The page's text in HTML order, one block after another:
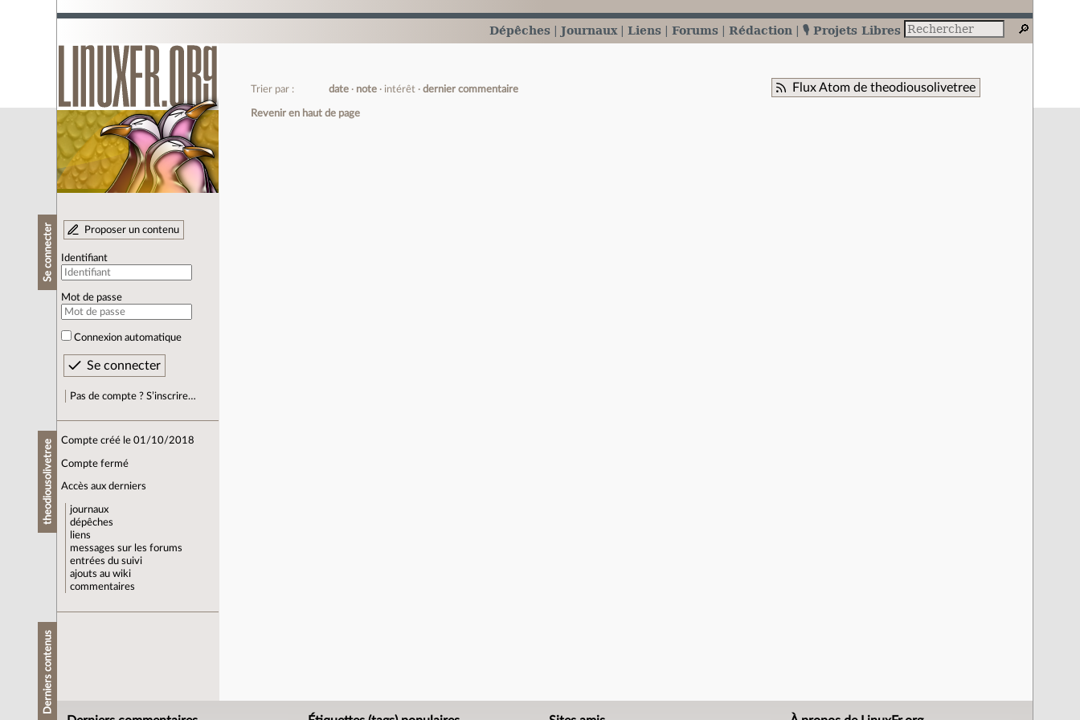
Dépêches Journaux Liens Forums Rédaction 🎙️ Projets Libres
Se connecter Proposer un contenu
Identifiant
Mot de passe
Connexion automatique
Pas de compte ? S’inscrire…
theodiousolivetree Compte créé le 01/10/2018
Compte fermé
Accès aux derniers
journaux
dépêches
liens
messages sur les forums
entrées du suivi
ajouts au wiki
commentaires
Derniers contenus
Flux Atom de theodiousolivetree
Trier par : date note intérêt dernier commentaire
Revenir en haut de page